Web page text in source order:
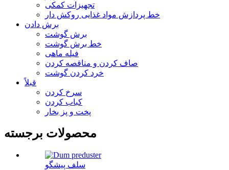
تجهیزات کمکی
خط پردازش مواد غذایی روکش دار
برش دادن
برش گوشت
خط برش گوشت
فیله ماهی
صاف کردن و مناقصه کردن
خرد کردن گوشت
قبلاً
سرخ کردن
کباب کردن
پخت و پز بخار
محصولات برجسته
سلف پیشگو